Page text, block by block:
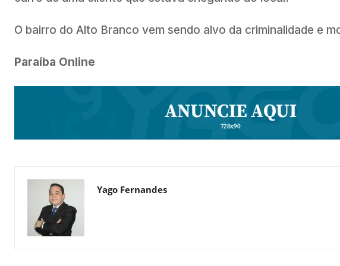
O bairro do Alto Branco vem sendo alvo da criminalidade e
Paraíba Online
Yago Fernandes